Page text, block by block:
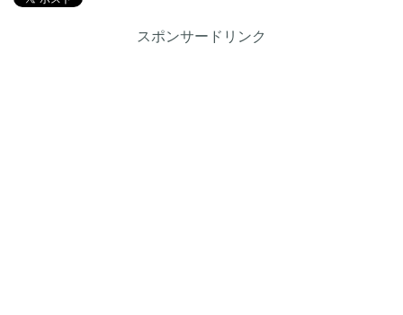
スポンサードリンク